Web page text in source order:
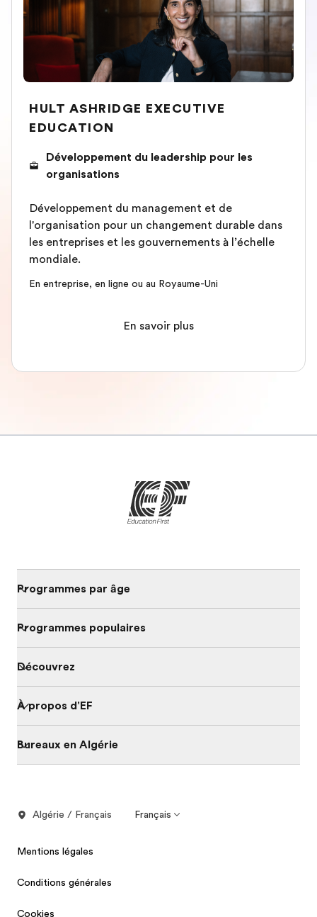
HULT ASHRIDGE EXECUTIVE
EDUCATION
Développement du leadership pour les
organisations
Développement du management et de
l'organisation pour un changement durable dans
les entreprises et les gouvernements à l’échelle
mondiale.
En entreprise, en ligne ou au Royaume-Uni
En savoir plus
Programmes par âge
Programmes populaires
Découvrez
À propos d'EF
Bureaux en Algérie
Algérie / Français Français
Mentions légales
Conditions générales
Cookies